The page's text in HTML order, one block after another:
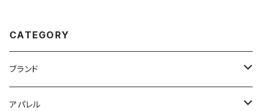
CATEGORY
ブランド
2XU
アパレル